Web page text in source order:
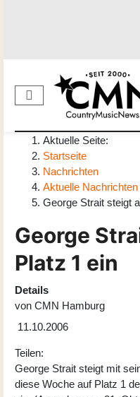
Aktuelle Seite:
Startseite
Nachrichten
Aktuelle Nachrichten
George Strait steigt
George
Platz 1 ein
Details
von CMN Hamburg
11.10.2006
Teilen:
George Strait steigt mit
diese Woche auf Platz 1